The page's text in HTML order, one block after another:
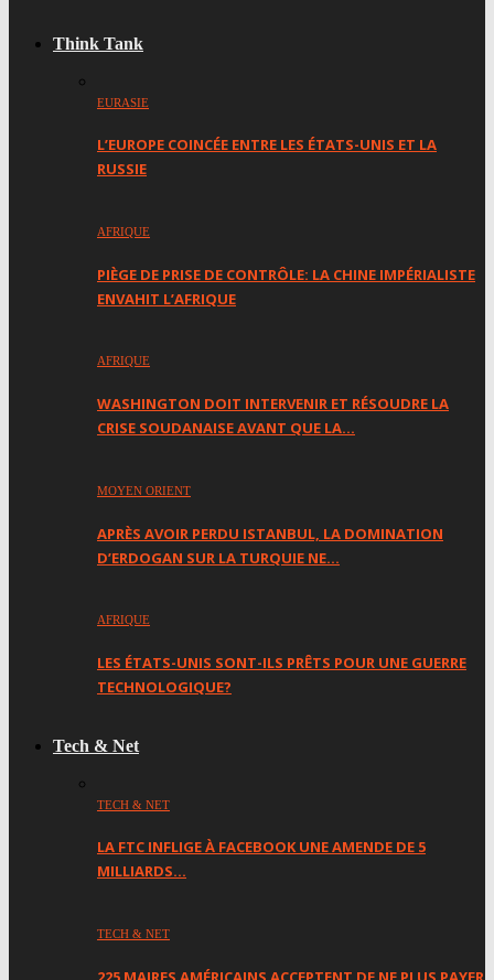
Think Tank
EURASIE
L’EUROPE COINCÉE ENTRE LES ÉTATS-UNIS ET LA
RUSSIE
AFRIQUE
PIÈGE DE PRISE DE CONTRÔLE: LA CHINE IMPÉRIALISTE
ENVAHIT L’AFRIQUE
AFRIQUE
WASHINGTON DOIT INTERVENIR ET RÉSOUDRE LA
CRISE SOUDANAISE AVANT QUE LA…
MOYEN ORIENT
APRÈS AVOIR PERDU ISTANBUL, LA DOMINATION
D’ERDOGAN SUR LA TURQUIE NE…
AFRIQUE
LES ÉTATS-UNIS SONT-ILS PRÊTS POUR UNE GUERRE
TECHNOLOGIQUE?
Tech & Net
TECH & NET
LA FTC INFLIGE À FACEBOOK UNE AMENDE DE 5
MILLIARDS…
TECH & NET